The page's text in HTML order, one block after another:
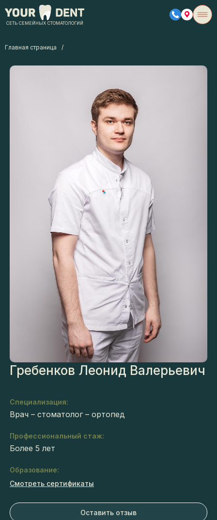
СЕТЬ СЕМЕЙНЫХ СТОМАТОЛОГИЙ
Главная страница /
Гребенков Леонид Валерьевич
Специализация:
Врач – стоматолог – ортопед
Профессиональный стаж:
Более 5 лет
Образование:
Смотреть сертификаты
Оставить отзыв